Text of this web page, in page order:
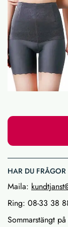
HAR DU FRÅGOR
Maila:
Ring: 08-33 38
Sommarstängt